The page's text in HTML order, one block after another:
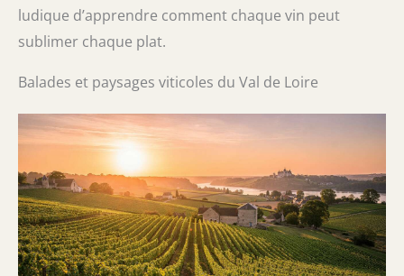
ludique d’apprendre comment chaque vin peut
sublimer chaque plat.
Balades et paysages viticoles du Val de Loire